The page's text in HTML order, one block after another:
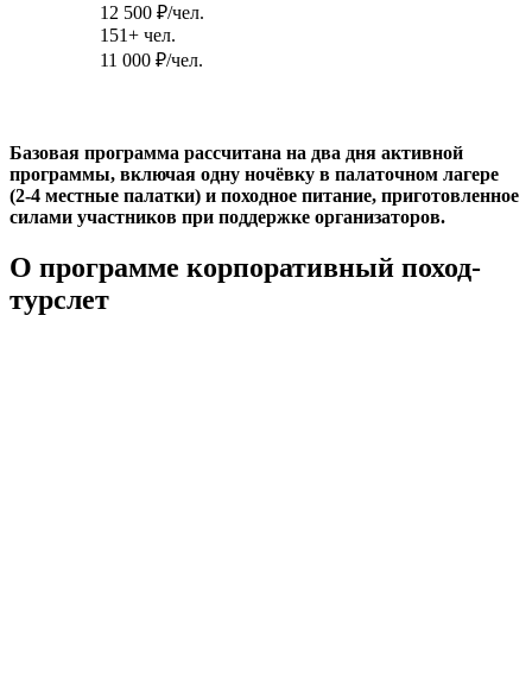
12 500 ₽/чел.
151+ чел.
11 000 ₽/чел.
Базовая программа рассчитана на два дня активной
программы, включая одну ночёвку в палаточном лагере
(2-4 местные палатки) и походное питание, приготовленное
силами участников при поддержке организаторов.
О программе корпоративный поход-
турслет